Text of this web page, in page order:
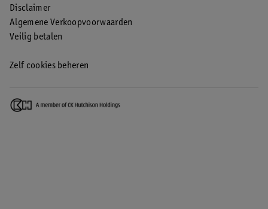
Disclaimer
Algemene Verkoopvoorwaarden
Veilig betalen
Zelf cookies beheren